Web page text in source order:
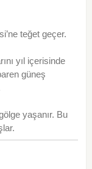
teğet geçer.
yıl içerisinde
güneş
yaşanır. Bu